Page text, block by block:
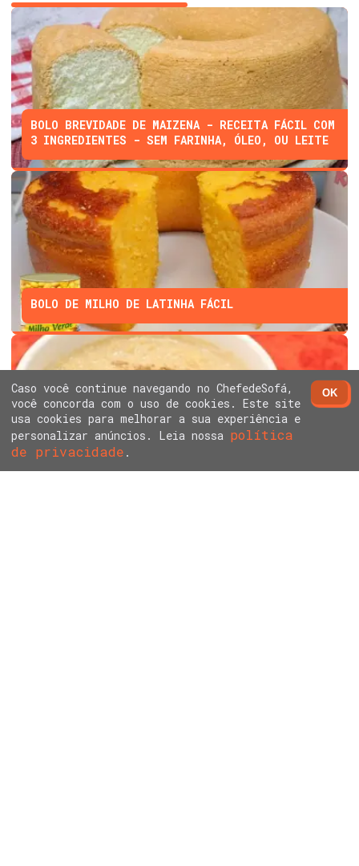
BOLO BREVIDADE DE MAIZENA - RECEITA FÁCIL COM
3 INGREDIENTES - SEM FARINHA, ÓLEO, OU LEITE
BOLO DE MILHO DE LATINHA FÁCIL
ARROZ DOCE SEM LEITE CONDENSADO E CREME DE
LEITE
Caso você continue navegando no ChefedeSofá,
você concorda com o uso de cookies. Este site
usa cookies para melhorar a sua experiência e
personalizar anúncios. Leia nossa política
de privacidade .
OK